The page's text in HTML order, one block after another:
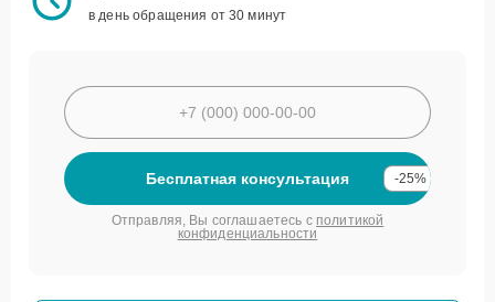
в день обращения от 30 минут
Бесплатная консультация -25%
Отправляя, Вы соглашаетесь с политикой
конфиденциальности